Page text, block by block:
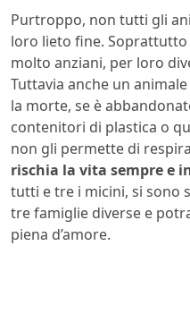
Purtroppo, non tutti gli
loro lieto fine.
molto anziani, per loro
Tuttavia anche un
la morte, se è
contenitori di plastica o
non gli permette di
rischia la vita sempre e
tutti e tre i micini, si sono
tre famiglie diverse e
piena d’amore.